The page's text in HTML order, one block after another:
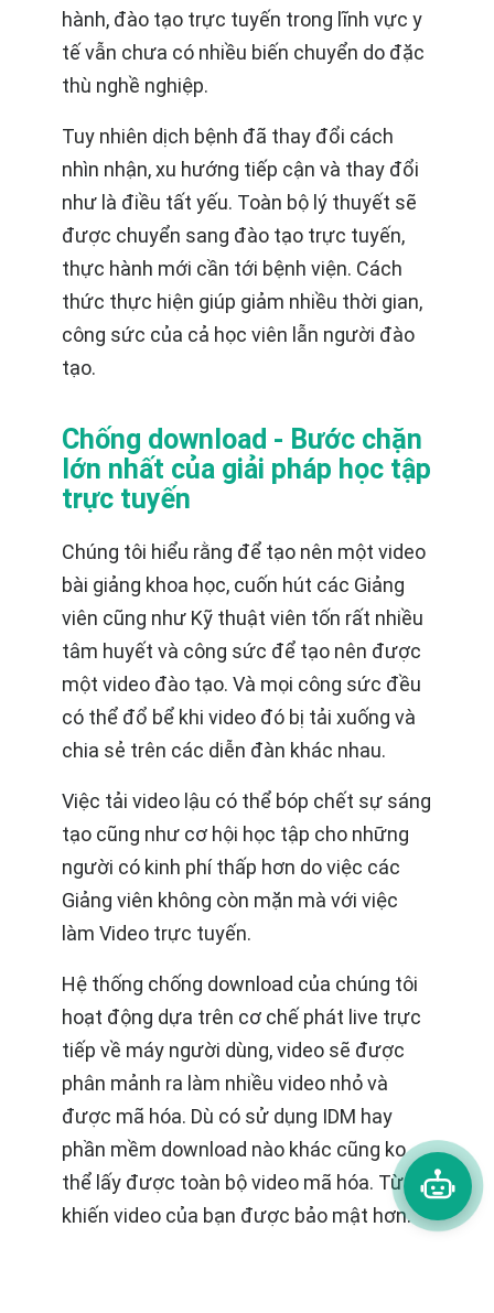
hành, đào tạo trực tuyến trong lĩnh vực y
tế vẫn chưa có nhiều biến chuyển do đặc
thù nghề nghiệp.
Tuy nhiên dịch bệnh đã thay đổi cách
nhìn nhận, xu hướng tiếp cận và thay đổi
như là điều tất yếu. Toàn bộ lý thuyết sẽ
được chuyển sang đào tạo trực tuyến,
thực hành mới cần tới bệnh viện. Cách
thức thực hiện giúp giảm nhiều thời gian,
công sức của cả học viên lẫn người đào
tạo.
Chống download - Bước chặn
lớn nhất của giải pháp học tập
trực tuyến
Chúng tôi hiểu rằng để tạo nên một video
bài giảng khoa học, cuốn hút các Giảng
viên cũng như Kỹ thuật viên tốn rất nhiều
tâm huyết và công sức để tạo nên được
một video đào tạo. Và mọi công sức đều
có thể đổ bể khi video đó bị tải xuống và
chia sẻ trên các diễn đàn khác nhau.
Việc tải video lậu có thể bóp chết sự sáng
tạo cũng như cơ hội học tập cho những
người có kinh phí thấp hơn do việc các
Giảng viên không còn mặn mà với việc
làm Video trực tuyến.
Hệ thống chống download của chúng tôi
hoạt động dựa trên cơ chế phát live trực
tiếp về máy người dùng, video sẽ được
phân mảnh ra làm nhiều video nhỏ và
được mã hóa. Dù có sử dụng IDM hay
phần mềm download nào khác cũng ko
thể lấy được toàn bộ video mã hóa. Từ đó
khiến video của bạn được bảo mật hơn.